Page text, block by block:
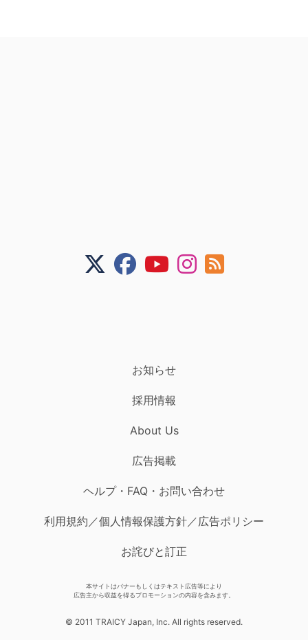
お知らせ
採用情報
About Us
広告掲載
ヘルプ・FAQ・お問い合わせ
利用規約／個人情報保護方針／広告ポリシー
お詫びと訂正
本サイトはバナーもしくはテキスト広告等により
広告主から収益を得るプロモーションの内容を含みます。
© 2011 TRAICY Japan, Inc. All rights reserved.